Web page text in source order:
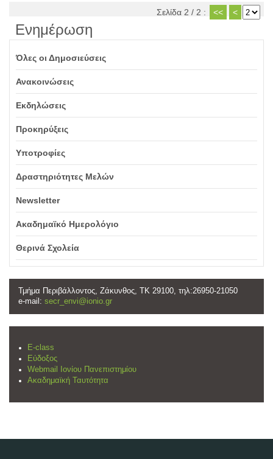
Σελίδα 2 / 2 : << <
Ενημέρωση
Όλες οι Δημοσιεύσεις
Ανακοινώσεις
Εκδηλώσεις
Προκηρύξεις
Υποτροφίες
Δραστηριότητες Μελών
Newsletter
Ακαδημαϊκό Ημερολόγιο
Θερινά Σχολεία
Τμήμα Περιβάλλοντος, Ζάκυνθος, ΤΚ 29100, τηλ:26950-21050
e-mail: secr_envi@ionio.gr
E-class
Εύδοξος
Webmail Ιονίου Πανεπιστημίου
Ακαδημαϊκή Ταυτότητα